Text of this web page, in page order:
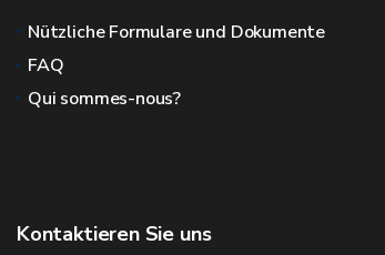
Nützliche Formulare und Dokumente
FAQ
Qui sommes-nous?
Kontaktieren Sie uns